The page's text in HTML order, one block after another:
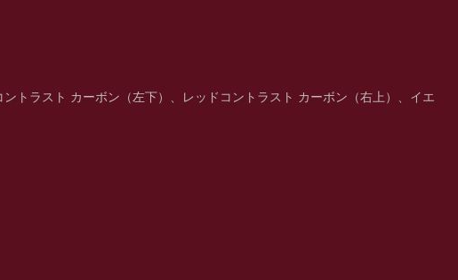
トラスト カーボン（左下）、レッドコントラスト カーボン（右上）、イエ